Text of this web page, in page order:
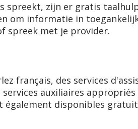
spreekt, zijn er gratis
om informatie in
spreek met je provider.
français, des services
services auxiliaires
également disponibles